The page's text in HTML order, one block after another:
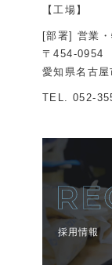
【工場】
[部署] 営業
〒454-0954
愛知県名古
TEL. 052-
採用情報